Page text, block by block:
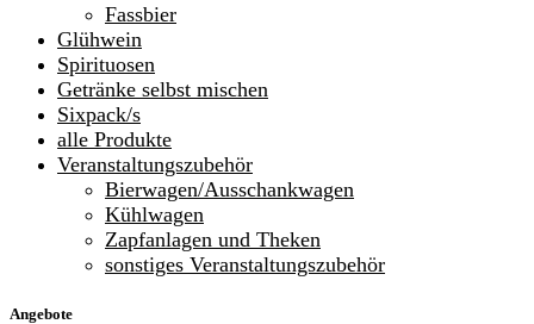
Fassbier
Glühwein
Spirituosen
Getränke selbst mischen
Sixpack/s
alle Produkte
Veranstaltungszubehör
Bierwagen/Ausschankwagen
Kühlwagen
Zapfanlagen und Theken
sonstiges Veranstaltungszubehör
Angebote